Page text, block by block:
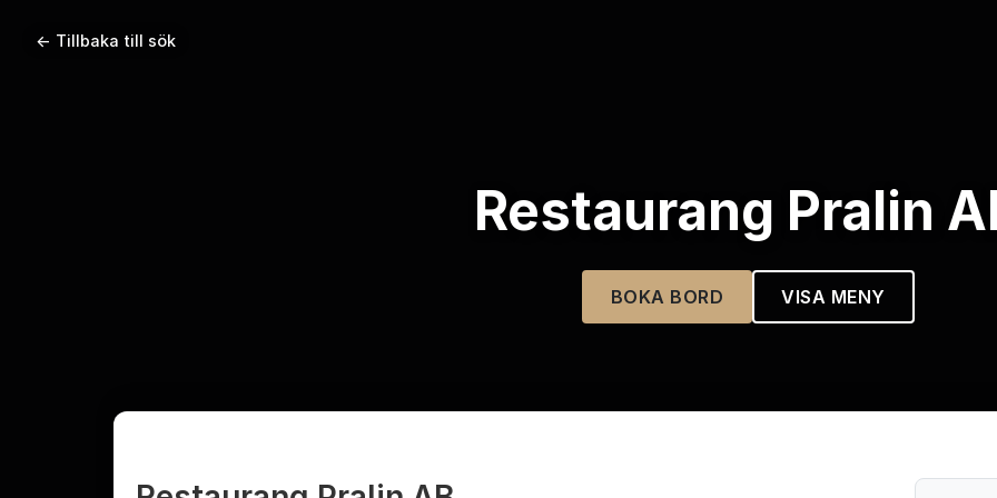
← Tillbaka till sök
Restaurang Pralin
BOKA BORD VISA MENY